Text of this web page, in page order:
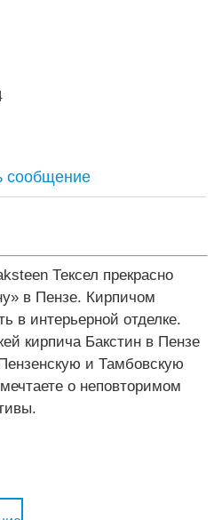
сообщение
Тексел прекрасно
в Пензе. Кирпичом
в интерьерной отделке.
кирпича Бакстин в Пензе
и Тамбовскую
о неповторимом